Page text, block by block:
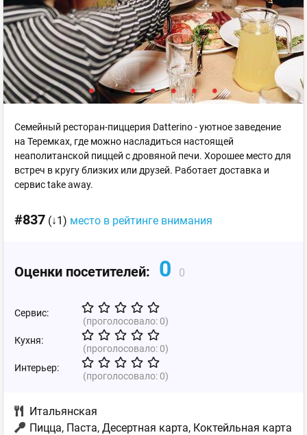
Семейный ресторан-пиццерия Datterino - уютное заведение
на Теремках, где можно насладиться настоящей
неаполитанской пиццей с дровяной печи. Хорошее место для
встреч в кругу близких или друзей. Работает доставка и
сервис take away.
#837 (↓1) место в рейтинге внимания
Оценки посетителей: 0 0
Сервис:
(проголосовало:0)
Кухня:
(проголосовало:0)
Интерьер:
(проголосовало:0)
Итальянская
Пицца, Паста, Десертная карта, Коктейльная карта